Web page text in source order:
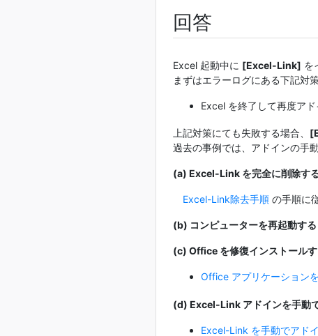
回答
Excel 起動中に [Excel-Link] を
まずはエラーログにある下記対
Excel を終了して再度アド
上記対策にても失敗する場合、
過去の事例では、アドインの手
(a) Excel-Link を完全に削除す
Excel-Link除去手順 の手順に
(b) コンピューターを再起動する
(c) Office を修復インストール
Office アプリケーション
(d) Excel-Link アドインを手動
Excel-Link を手動でアド